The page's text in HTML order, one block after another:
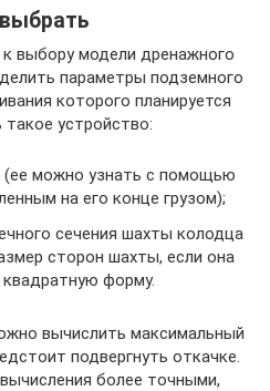
выбору модели дренажного
параметры подземного
которого планируется
такое устройство:
(ее можно узнать с помощью
на его конце грузом);
сечения шахты колодца
сторон шахты, если она
форму.
вычислить максимальный
подвергнуть откачке.
более точными,